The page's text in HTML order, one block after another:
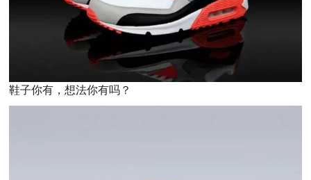
鞋子你有，想法你有吗？